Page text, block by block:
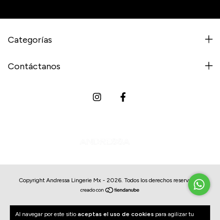
Al navegar por este sitio aceptas el uso de cookies para agilizar tu
Categorías
Contáctanos
Copyright Andressa Lingerie Mx - 2026. Todos los derechos reservados.